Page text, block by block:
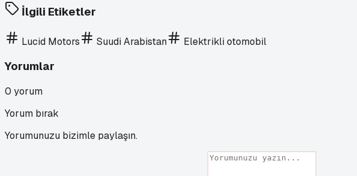
İlgili Etiketler
Lucid Motors Suudi Arabistan Elektrikli otomobil
Yorumlar
0 yorum
Yorum bırak
Yorumunuzu bizimle paylaşın.